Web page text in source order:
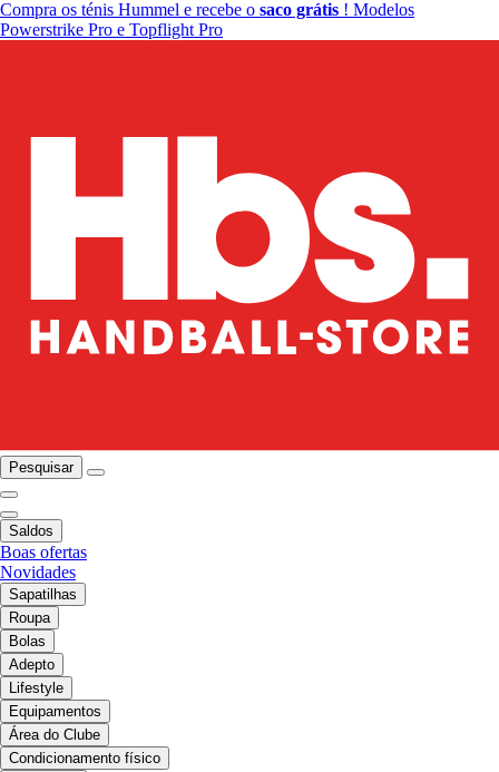
Compra os ténis Hummel e recebe o saco grátis ! Modelos
Powerstrike Pro e Topflight Pro
Pesquisar
Saldos
Boas ofertas
Novidades
Sapatilhas
Roupa
Bolas
Adepto
Lifestyle
Equipamentos
Área do Clube
Condicionamento físico